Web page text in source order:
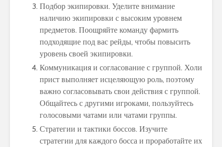
Подбор экипировки. Уделите внимание
наличию экипировки с высоким уровнем
предметов. Поощряйте команду фармить
подходящие под вас рейды, чтобы повысить
уровень своей экипировки.
Коммуникация и согласование с группой. Холи
прист выполняет исцеляющую роль, поэтому
важно согласовывать свои действия с группой.
Общайтесь с другими игроками, пользуйтесь
голосовыми чатами или чатами группы.
Стратегии и тактики боссов. Изучите
стратегии для каждого босса и проработайте их